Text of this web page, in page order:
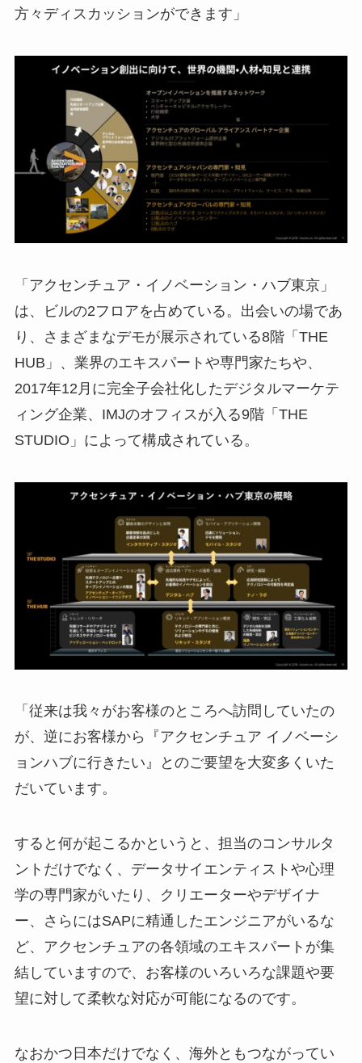
方々ディスカッションができます」
「アクセンチュア・イノベーション・ハブ東京」
は、ビルの2フロアを占めている。出会いの場であ
り、さまざまなデモが展示されている8階「THE
HUB」、業界のエキスパートや専門家たちや、
2017年12月に完全子会社化したデジタルマーケテ
ィング企業、IMJのオフィスが入る9階「THE
STUDIO」によって構成されている。
「従来は我々がお客様のところへ訪問していたの
が、逆にお客様から『アクセンチュア イノベーシ
ョンハブに行きたい』とのご要望を大変多くいた
だいています。
すると何が起こるかというと、担当のコンサルタ
ントだけでなく、データサイエンティストや心理
学の専門家がいたり、クリエーターやデザイナ
ー、さらにはSAPに精通したエンジニアがいるな
ど、アクセンチュアの各領域のエキスパートが集
結していますので、お客様のいろいろな課題や要
望に対して柔軟な対応が可能になるのです。
なおかつ日本だけでなく、海外ともつながってい